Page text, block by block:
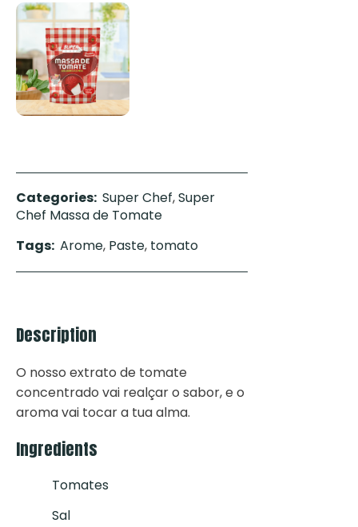
Categories: Super Chef,Super
Chef Massa de Tomate
Tags: Arome, Paste, tomato
Description
O nosso extrato de tomate
concentrado vai realçar o sabor, e o
aroma vai tocar a tua alma.
Ingredients
Tomates
Sal